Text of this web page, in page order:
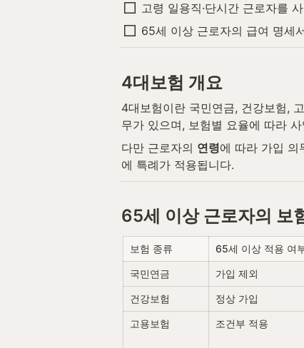
고령 일용직·단시간 근로자를
65세 이상 근로자의 급여 명세
4대보험 개요
4대보험이란 국민연금, 건강보험,
무가 있으며, 보험별 요율에 따라
다만 근로자의 연령에 따라 가입 의
에 특례가 적용됩니다.
65세 이상 근로자의 보
보험 종류 65세 이상 적용 여
국민연금 가입 제외
건강보험 정상 가입
고용보험 조건부 적용